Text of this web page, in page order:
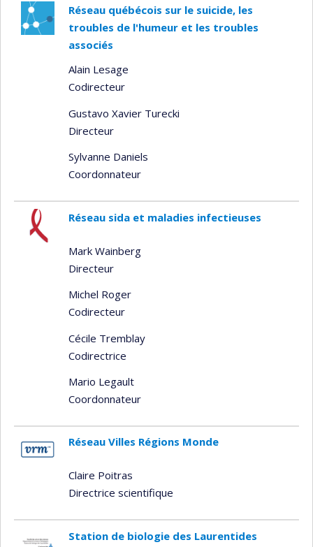
Réseau québécois sur le suicide, les
troubles de l'humeur et les troubles
associés
Alain Lesage
Codirecteur
Gustavo Xavier Turecki
Directeur
Sylvanne Daniels
Coordonnateur
Réseau sida et maladies infectieuses
Mark Wainberg
Directeur
Michel Roger
Codirecteur
Cécile Tremblay
Codirectrice
Mario Legault
Coordonnateur
Réseau Villes Régions Monde
Claire Poitras
Directrice scientifique
Station de biologie des Laurentides